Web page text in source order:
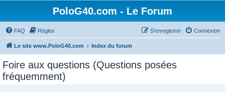
PoloG40.com - Le Forum
FAQ Règles Connexion
S’enregistrer
Le site www.PoloG40.com Index du forum
Foire aux questions (Questions posées
fréquemment)